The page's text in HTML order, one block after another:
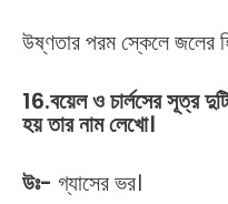
উষ্ণতার পরম স্কেলে জলের
16.বয়েল ও চার্লসের সূত্র
হয় তার নাম লেখো।
উঃ- গ্যাসের ভর।